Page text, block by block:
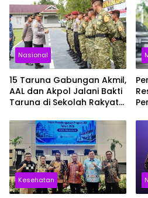
Nasional
15 Taruna Gabungan Akmil,
AAL dan Akpol Jalani Bakti
Taruna di Sekolah Rakyat
Kesehatan